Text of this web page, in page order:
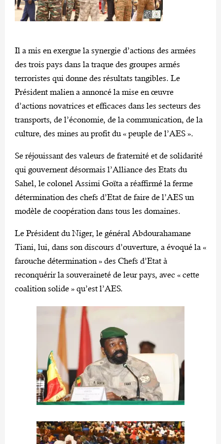
Il a mis en exergue la synergie d’actions des armées
des trois pays dans la traque des groupes armés
terroristes qui donne des résultats tangibles. Le
Président malien a annoncé la mise en œuvre
d’actions novatrices et efficaces dans les secteurs des
transports, de l’économie, de la communication, de la
culture, des mines au profit du « peuple de l’AES ».
Se réjouissant des valeurs de fraternité et de solidarité
qui gouvernent désormais l’Alliance des Etats du
Sahel, le colonel Assimi Goïta a réaffirmé la ferme
détermination des chefs d’Etat de faire de l’AES un
modèle de coopération dans tous les domaines.
Le Président du Niger, le général Abdourahamane
Tiani, lui, dans son discours d’ouverture, a évoqué la «
farouche détermination » des Chefs d’Etat à
reconquérir la souveraineté de leur pays, avec « cette
coalition solide » qu’est l’AES.